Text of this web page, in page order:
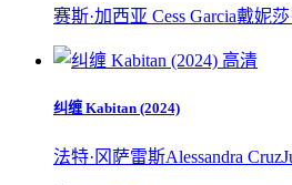
赛斯·加西亚 Cess Garcia戴妮莎
高清
纠缠 Kabitan (2024)
法特·冈萨雷斯Alessandra Cruz